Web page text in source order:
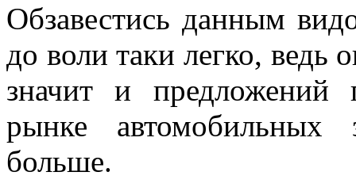
Обзавестись данным
до воли таки легко, ведь
значит и предложений
рынке автомобильных
больше.